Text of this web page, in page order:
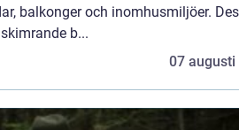
balkonger och inomhusmiljöer.
b...
07 augusti